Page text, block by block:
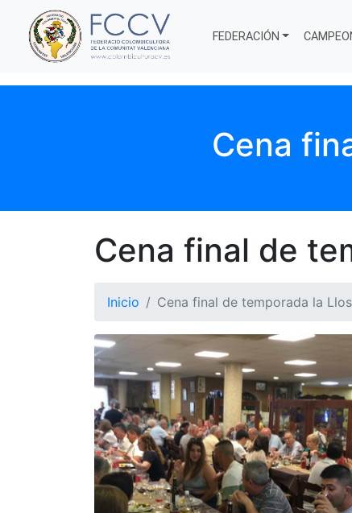
FEDERACIÓN
Cena
Cena final de
Inicio Cena final de temporada la